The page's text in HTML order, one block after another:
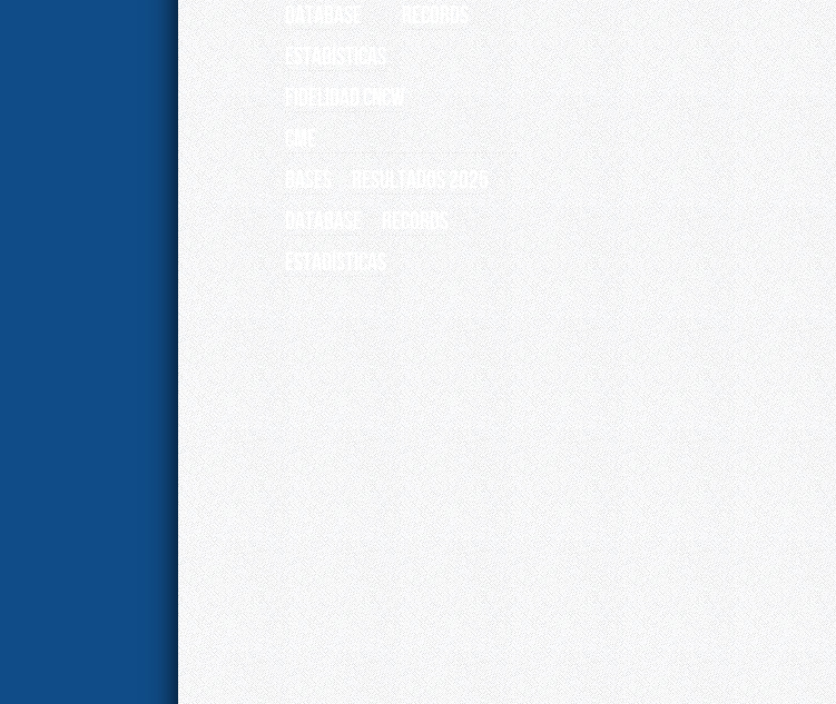
Database
Records
ESTADÍSTICAS
Fidelidad CNCW
CME
BASES
RESULTADOS 2025
Database
Records
ESTADÍSTICAS